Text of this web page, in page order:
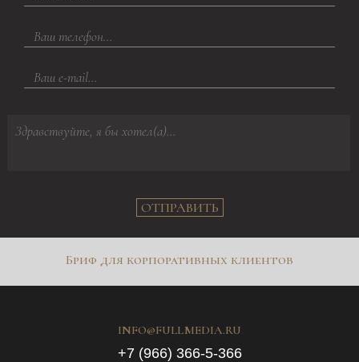
ОТПРАВИТЬ
Бриф для корпоративных клиентов
INFO@FULLMEDIA.RU
+7 (966) 366-5-366